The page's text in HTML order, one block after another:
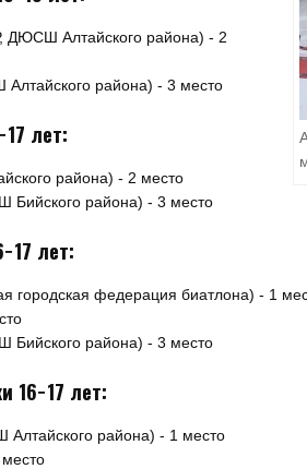
ДЮСШ Алтайского района) - 2
района) - 3 место
лет:
района) - 2 место
Бийского района) - 3 место
лет:
городская федерация биатлона) - 1
Бийского района) - 3 место
16−17 лет:
района) - 1 место